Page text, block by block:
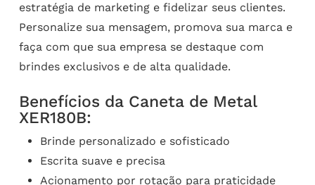
estratégia de marketing e fidelizar seus clientes.
Personalize sua mensagem, promova sua marca e
faça com que sua empresa se destaque com
brindes exclusivos e de alta qualidade.
Benefícios da Caneta de Metal
XER180B:
Brinde personalizado e sofisticado
Escrita suave e precisa
Acionamento por rotação para praticidade